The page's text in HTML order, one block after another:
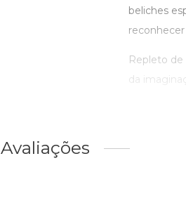
beliches
Repleto de
da
Avaliações